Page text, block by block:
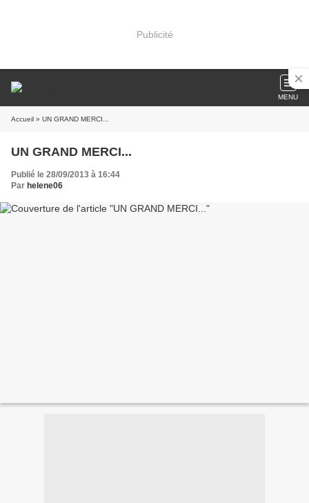
Publicité
MENU
Accueil » UN GRAND MERCI...
UN GRAND MERCI...
Publié le 28/09/2013 à 16:44
Par helene06